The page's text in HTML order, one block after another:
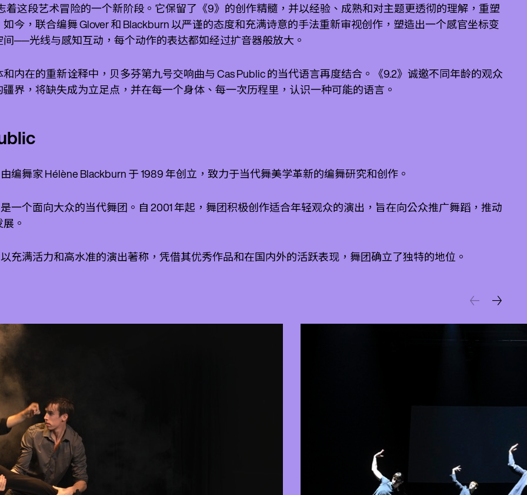
着这段艺术冒险的一个新阶段。它保留了《9》的创作精髓，并以经验、成熟和对主题更透彻的理解，重塑
今，联合编舞 Glover 和 Blackburn 以严谨的态度和充满诗意的手法重新审视创作，塑造出一个感官坐标变
──光线与感知互动，每个动作的表达都如经过扩音器般放大。
内在的重新诠释中，贝多芬第九号交响曲与 Cas Public 的当代语言再度结合。《9.2》诚邀不同年龄的观众
界，将缺失成为立足点，并在每一个身体、每一次历程里，认识一种可能的语言。
编舞家 Hélène Blackburn 于 1989 年创立，致力于当代舞美学革新的编舞研究和创作。
一个面向大众的当代舞团。自 2001 年起，舞团积极创作适合年轻观众的演出，旨在向公众推广舞蹈，推动
。
充满活力和高水准的演出著称，凭借其优秀作品和在国内外的活跃表现，舞团确立了独特的地位。